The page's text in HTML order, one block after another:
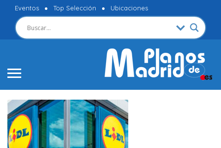
Eventos Top Selección Ubicaciones